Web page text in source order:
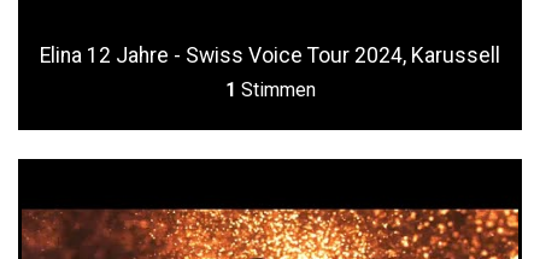
Elina 12 Jahre - Swiss Voice Tour 2024, Karussell
1 Stimmen